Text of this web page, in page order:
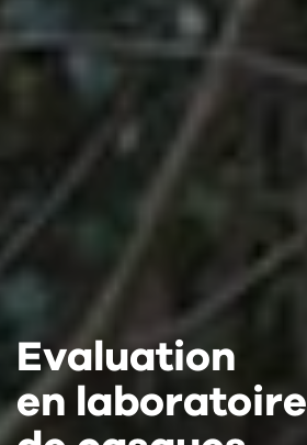
Evaluation
en laboratoire
Evaluation
en laboratoire
Evaluation
en laboratoire